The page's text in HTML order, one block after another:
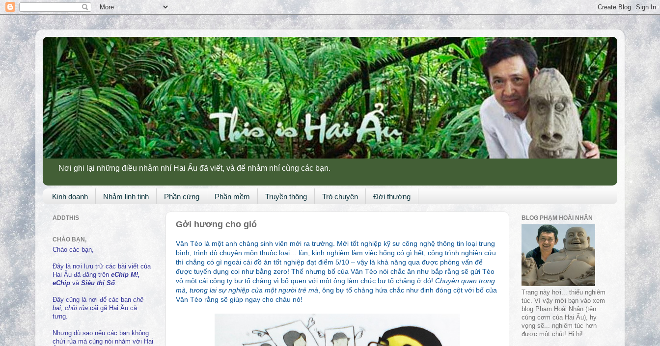
Nơi ghi lại những điều nhảm nhí Hai Ẩu đã viết, và để nhảm nhí cùng các bạn.
Kinh doanh Nhảm linh tinh Phần cứng Phần mềm Truyền thông Trò chuyện Đời thường
Gởi hương cho gió
Văn Tèo là một anh chàng sinh viên mới ra trường. Mới tốt nghiệp kỹ sư công nghệ thông tin loại trung
bình, trình độ chuyên môn thuộc loại… lùn, kinh nghiệm làm việc hổng có gì hết, công trình nghiên cứu
thì chẳng có gì ngoài cái đồ án tốt nghiệp đạt điểm 5/10 – vậy là khả năng qua được phỏng vấn để
được tuyển dụng coi như bằng zero! Thế nhưng bố của Văn Tèo nói chắc ăn như bắp rằng sẽ gửi Tèo
vô một cái công ty bự tổ chảng vì bố quen với một ông làm chức bự tổ chảng ở đó! Chuyện quan trọng
mà, tương lai sự nghiệp của một người trẻ mà, ông bự tổ chảng hứa chắc như đinh đóng cột với bố của
Văn Tèo rằng sẽ giúp ngay cho cháu nó!
ADDTHIS
CHÀO BẠN,
Chào các bạn,
Đây là nơi lưu trữ các bài viết của
Hai Ẩu đã đăng trên eChip M!,
eChip và Siêu thị Số.
Đây cũng là nơi để các bạn chê
bai, chửi rủa cái gã Hai Ẩu cà
tưng.
Nhưng dù sao nếu các bạn không
chửi rủa mà cùng nói nhảm với Hai
BLOG PHẠM HOÀI NHÂN
Trang này hơi... thiếu nghiêm
túc. Vì vậy mời bạn vào xem
blog Phạm Hoài Nhân (tên
cúng cơm của Hai Ẩu), hy
vọng sẽ... nghiêm túc hơn
được một chút! Hi hi!